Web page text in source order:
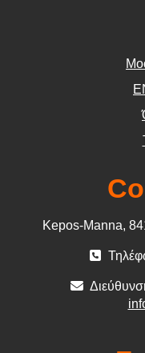
Kepos-Manna,